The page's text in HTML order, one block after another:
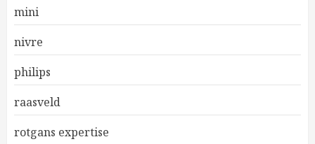
mini
nivre
philips
raasveld
rotgans expertise